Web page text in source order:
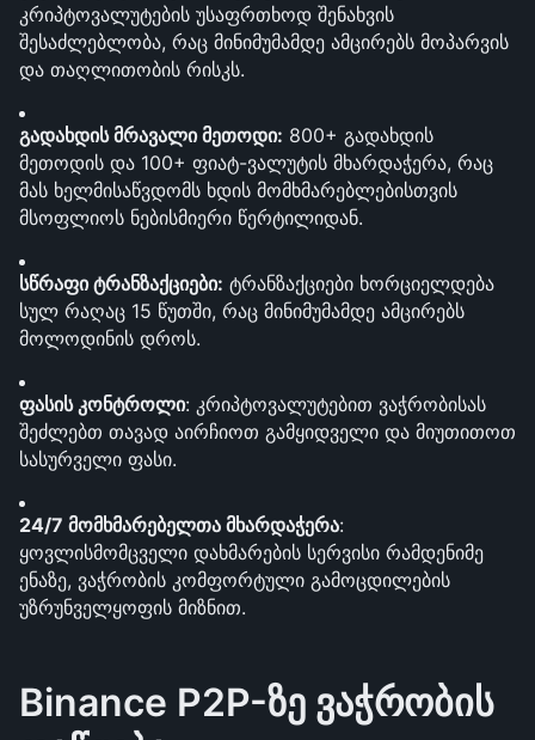
კრიპტოვალუტების უსაფრთხოდ შენახვის
შესაძლებლობა, რაც მინიმუმამდე ამცირებს მოპარვის
და თაღლითობის რისკს.
გადახდის მრავალი მეთოდი: 800+ გადახდის
მეთოდის და 100+ ფიატ-ვალუტის მხარდაჭერა, რაც
მას ხელმისაწვდომს ხდის მომხმარებლებისთვის
მსოფლიოს ნებისმიერი წერტილიდან.
სწრაფი ტრანზაქციები: ტრანზაქციები ხორციელდება
სულ რაღაც 15 წუთში, რაც მინიმუმამდე ამცირებს
მოლოდინის დროს.
ფასის კონტროლი: კრიპტოვალუტებით ვაჭრობისას
შეძლებთ თავად აირჩიოთ გამყიდველი და მიუთითოთ
სასურველი ფასი.
24/7 მომხმარებელთა მხარდაჭერა:
ყოვლისმომცველი დახმარების სერვისი რამდენიმე
ენაზე, ვაჭრობის კომფორტული გამოცდილების
უზრუნველყოფის მიზნით.
Binance P2P-ზე ვაჭრობის